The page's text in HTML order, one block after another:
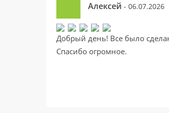
Алексей - 06.07.2026
Добрый день! Все было
Спасибо огромное.